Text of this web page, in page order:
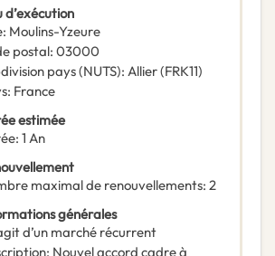
d’exécution
: Moulins-Yzeure
postal: 03000
pays (NUTS): Allier(FRK11)
: France
estimée
: 1 An
maximal de renouvellements: 2
générales
d’un marché récurrent
: Nouvel accord cadre à